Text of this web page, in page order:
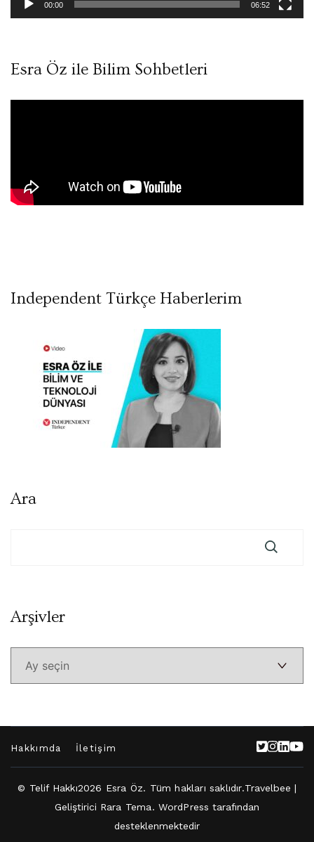
00:00 06:52
Esra Öz ile Bilim Sohbetleri
Independent Türkçe Haberlerim
Ara
ArşivlerArşivler
Hakkımda İletişim
© Telif Hakkı2026 Esra Öz. Tüm hakları saklıdır.Travelbee |
Geliştirici Rara Tema. WordPress tarafından
desteklenmektedir